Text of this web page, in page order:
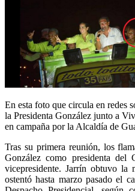
En esta foto que circula en redes
la Presidenta González junto a
en campaña por la Alcaldía de
Tras su primera reunión, los
González como presidenta
vicepresidente. Jarrín obtuvo
ostentó hasta marzo pasado el